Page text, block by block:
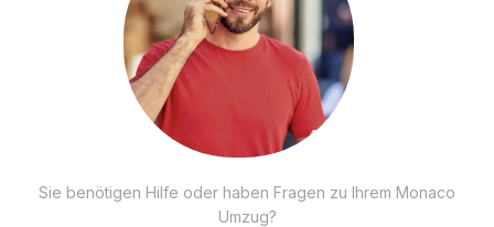
Sie benötigen Hilfe oder haben Fragen zu Ihrem Monaco
Umzug?